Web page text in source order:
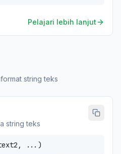
Pelajari lebih lanjut
string teks
string teks
text2, ...)